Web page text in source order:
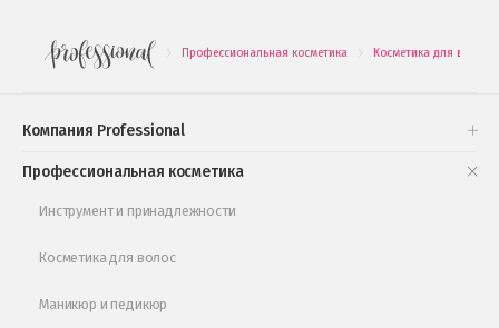
. Профессиональная косметика . Косметика для волос
Компания Professional
Профессиональная косметика
Инструмент и принадлежности
Косметика для волос
Маникюр и педикюр
Подарочные наборы
Обучающее видео